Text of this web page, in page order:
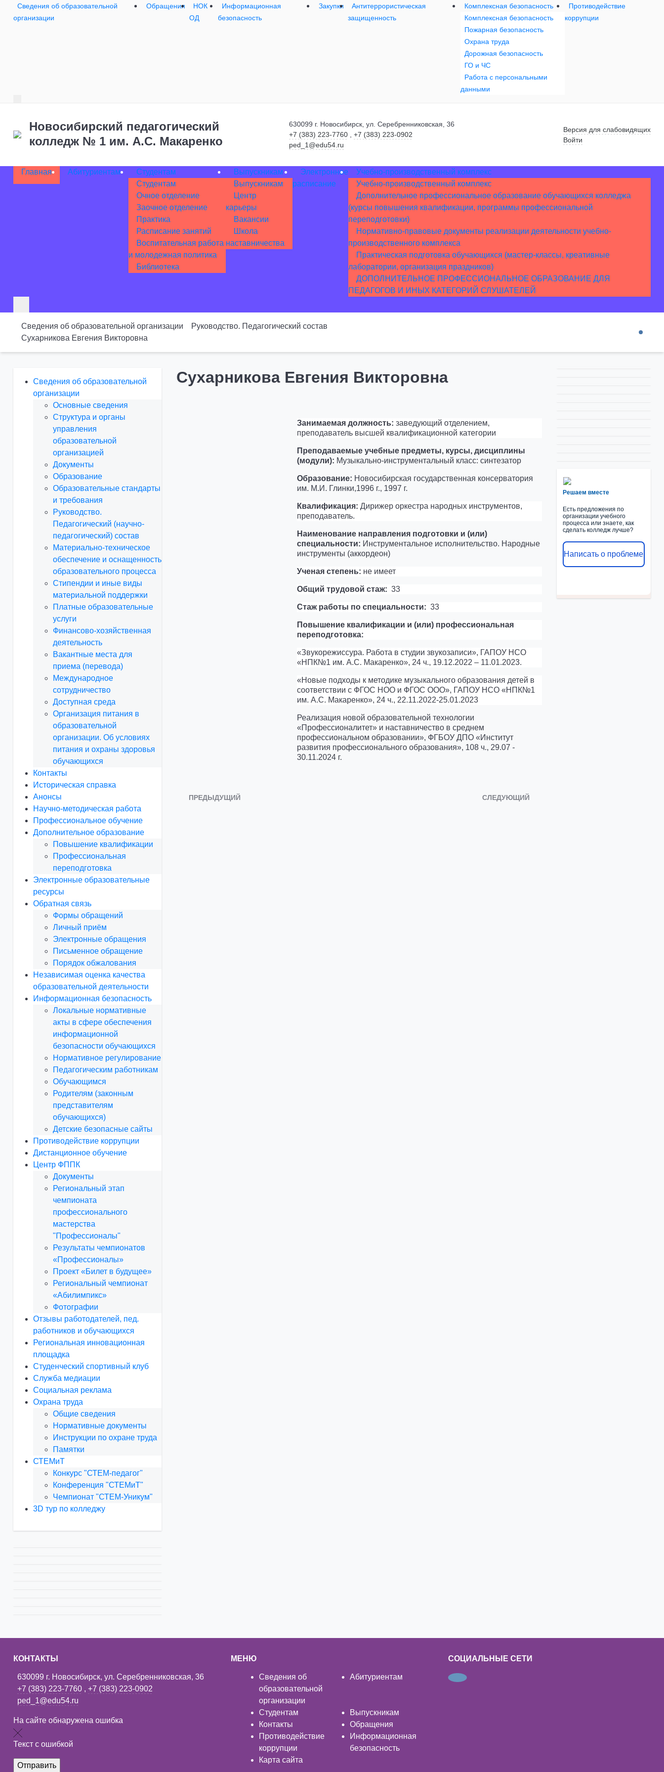
Сведения об образовательной
организации
Обращения
НОК
ОД
Информационная
безопасность
Закупки
Антитеррористическая
защищенность
Комплексная безопасность
Комплексная безопасность
Пожарная безопасность
Охрана труда
Дорожная безопасность
ГО и ЧС
Работа с персональными
данными
Противодействие
коррупции
Новосибирский педагогический
колледж № 1 им. А.С. Макаренко
630099 г. Новосибирск, ул. Серебренниковская, 36
+7 (383) 223-7760
+7 (383) 223-0902
ped_1@edu54.ru
Версия для слабовидящих
Войти
Главная Абитуриентам
Студентам
Студентам
Очное отделение
Заочное отделение
Практика
Расписание занятий
Воспитательная работа
и молодежная политика
Библиотека
Выпускникам
Выпускникам
Центр
карьеры
Вакансии
Школа
наставничества
Электронное
расписание
Учебно-производственный комплекс
Учебно-производственный комплекс
Дополнительное профессиональное образование обучающихся колледжа
(курсы повышения квалификации, программы профессиональной
переподготовки)
Нормативно-правовые документы реализации деятельности учебно-
производственного комплекса
Практическая подготовка обучающихся (мастер-классы, креативные
лаборатории, организация праздников)
ДОПОЛНИТЕЛЬНОЕ ПРОФЕССИОНАЛЬНОЕ ОБРАЗОВАНИЕ ДЛЯ
ПЕДАГОГОВ И ИНЫХ КАТЕГОРИЙ СЛУШАТЕЛЕЙ
Сведения об образовательной организации
Руководство. Педагогический состав
Сухарникова Евгения Викторовна
Сведения об образовательной
организации
Основные сведения
Структура и органы
управления
образовательной
организацией
Документы
Образование
Образовательные стандарты
и требования
Руководство.
Педагогический (научно-
педагогический) состав
Материально-техническое
обеспечение и оснащенность
образовательного процесса
Стипендии и иные виды
материальной поддержки
Платные образовательные
услуги
Финансово-хозяйственная
деятельность
Вакантные места для
приема (перевода)
Международное
сотрудничество
Доступная среда
Организация питания в
образовательной
организации. Об условиях
питания и охраны здоровья
обучающихся
Контакты
Историческая справка
Анонсы
Научно-методическая работа
Профессиональное обучение
Дополнительное образование
Повышение квалификации
Профессиональная
переподготовка
Электронные образовательные
ресурсы
Обратная связь
Формы обращений
Личный приём
Электронные обращения
Письменное обращение
Порядок обжалования
Независимая оценка качества
образовательной деятельности
Информационная безопасность
Локальные нормативные
акты в сфере обеспечения
информационной
безопасности обучающихся
Нормативное регулирование
Педагогическим работникам
Обучающимся
Родителям (законным
представителям
обучающихся)
Детские безопасные сайты
Противодействие коррупции
Дистанционное обучение
Центр ФППК
Документы
Региональный этап
чемпионата
профессионального
мастерства
"Профессионалы"
Результаты чемпионатов
«Профессионалы»
Проект «Билет в будущее»
Региональный чемпионат
«Абилимпикс»
Фотографии
Отзывы работодателей, пед.
работников и обучающихся
Региональная инновационная
площадка
Студенческий спортивный клуб
Служба медиации
Социальная реклама
Охрана труда
Общие сведения
Нормативные документы
Инструкции по охране труда
Памятки
СТЕМиТ
Конкурс "СТЕМ-педагог"
Конференция "СТЕМиТ"
Чемпионат "СТЕМ-Уникум"
3D тур по колледжу
Сухарникова Евгения Викторовна
Занимаемая должность: заведующий отделением,
преподаватель высшей квалификационной категории
Преподаваемые учебные предметы, курсы, дисциплины
(модули): Музыкально-инструментальный класс: синтезатор
Образование: Новосибирская государственная консерватория
им. М.И. Глинки,1996 г., 1997 г.
Квалификация: Дирижер оркестра народных инструментов,
преподаватель.
Наименование направления подготовки и (или)
специальности: Инструментальное исполнительство. Народные
инструменты (аккордеон)
Ученая степень: не имеет
Общий трудовой стаж:33
Стаж работы по специальности:33
Повышение квалификации и (или) профессиональная
переподготовка:
«Звукорежиссура. Работа в студии звукозаписи», ГАПОУ НСО
«НПК№1 им. А.С. Макаренко», 24 ч., 19.12.2022 – 11.01.2023.
«Новые подходы к методике музыкального образования детей в
соответствии с ФГОС НОО и ФГОС ООО», ГАПОУ НСО «НПК№1
им. А.С. Макаренко», 24 ч., 22.11.2022-25.01.2023
Реализация новой образовательной технологии
«Профессионалитет» и наставничество в среднем
профессиональном образовании», ФГБОУ ДПО «Институт
развития профессионального образования», 108 ч., 29.07 -
30.11.2024 г.
ПРЕДЫДУЩИЙ СЛЕДУЮЩИЙ
Решаем вместе
Есть предложения по
организации учебного
процесса или знаете, как
сделать колледж лучше?
Написать о проблеме
КОНТАКТЫ
630099 г. Новосибирск, ул. Серебренниковская, 36
+7 (383) 223-7760 , +7 (383) 223-0902
ped_1@edu54.ru
На сайте обнаружена ошибка
Текст с ошибкой
МЕНЮ
Сведения об
образовательной
организации
Абитуриентам
Студентам
Выпускникам
Контакты
Обращения
Противодействие
коррупции
Информационная
безопасность
Карта сайта
СОЦИАЛЬНЫЕ СЕТИ